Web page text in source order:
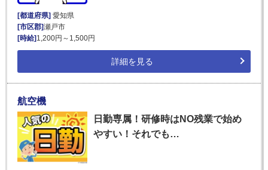
[都道府県]愛知県
[市区郡]瀬戸市
[時給]1,200円～1,500円
詳細を見る
航空機
日勤専属！研修時はNO残業で始め
やすい！それでも…